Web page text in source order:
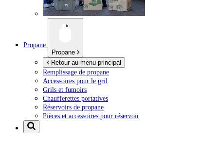
Propane
Propane
Retour au menu principal
Remplissage de propane
Accessoires pour le gril
Grils et fumoirs
Chaufferettes portatives
Réservoirs de propane
Pièces et accessoires pour réservoir